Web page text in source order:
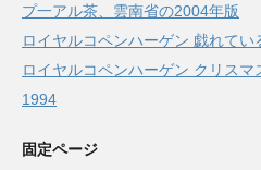
プ一アル茶、雲南省の2004年版
ロイヤルコペンハーゲン 戯れてい
ロイヤルコペンハーゲン クリス
1994
固定ページ